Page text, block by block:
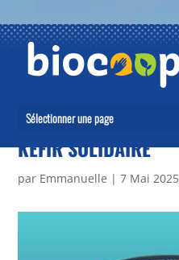
Sélectionner une page
KÉFIR SOLIDAIRE
par Emmanuelle |7 Mai 2025